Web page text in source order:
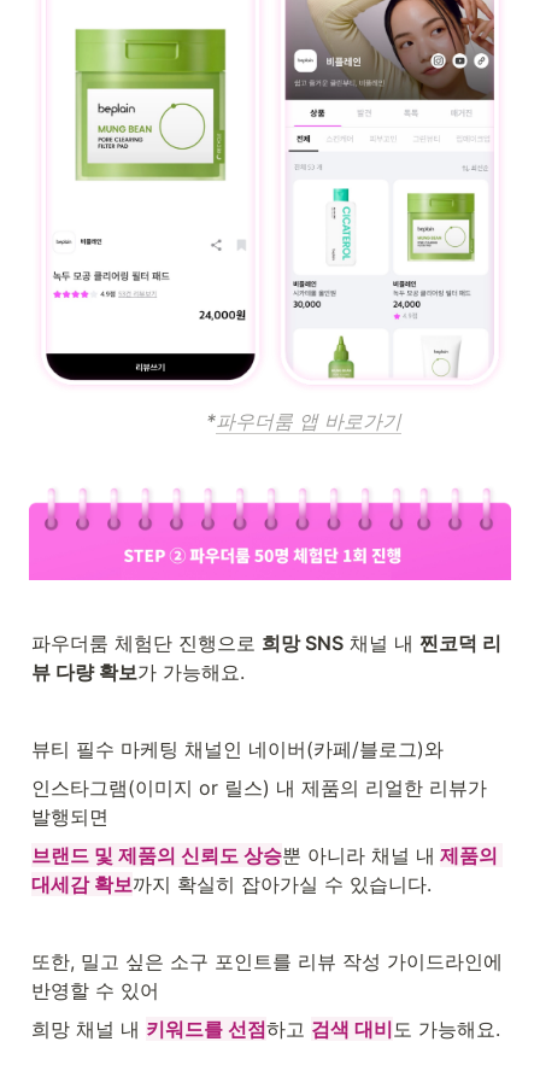
                             *
파우더룸 앱 바로가기
파우더룸 체험단 진행으로 희망 SNS 채널 내 찐코덕 리
뷰 다량 확보가 가능해요.
뷰티 필수 마케팅 채널인 네이버(카페/블로그)와
인스타그램(이미지 or 릴스) 내 제품의 리얼한 리뷰가
발행되면
브랜드 및 제품의 신뢰도 상승뿐 아니라 채널 내 제품의
대세감 확보까지 확실히 잡아가실 수 있습니다.
또한, 밀고 싶은 소구 포인트를 리뷰 작성 가이드라인에
반영할 수 있어
희망 채널 내 키워드를 선점하고 검색 대비도 가능해요.